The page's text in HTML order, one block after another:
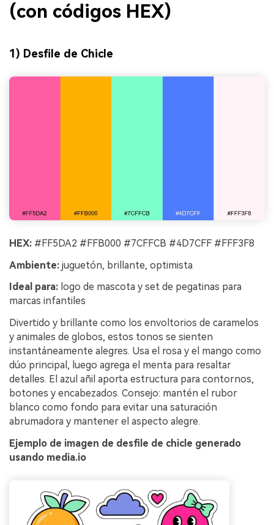
(con códigos HEX)
1) Desfile de Chicle
HEX: #FF5DA2 #FFB000 #7CFFCB #4D7CFF #FFF3F8
Ambiente: juguetón, brillante, optimista
Ideal para: logo de mascota y set de pegatinas para
marcas infantiles
Divertido y brillante como los envoltorios de caramelos
y animales de globos, estos tonos se sienten
instantáneamente alegres. Usa el rosa y el mango como
dúo principal, luego agrega el menta para resaltar
detalles. El azul añil aporta estructura para contornos,
botones y encabezados. Consejo: mantén el rubor
blanco como fondo para evitar una saturación
abrumadora y mantener el aspecto alegre.
Ejemplo de imagen de desfile de chicle generado
usando media.io